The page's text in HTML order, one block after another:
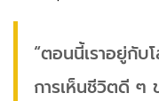
“ตอนนี้เราอยู่กับ
การเห็นชีวิตดี ๆ